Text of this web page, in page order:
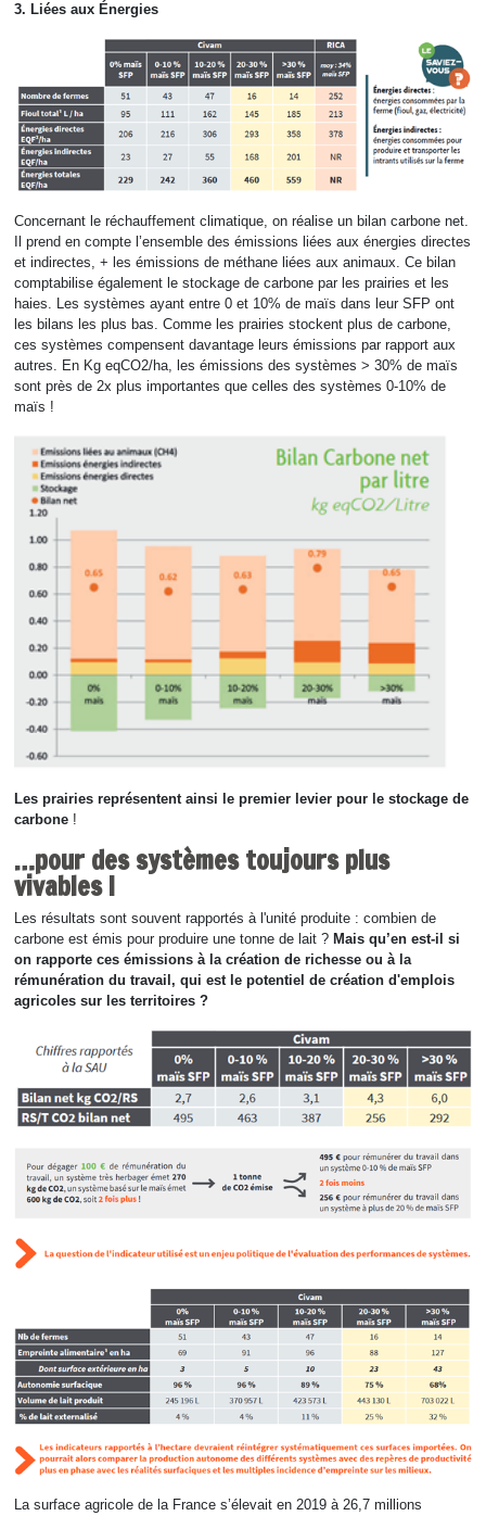
3. Liées aux Énergies
Concernant le réchauffement climatique, on réalise un bilan carbone net.
Il prend en compte l’ensemble des émissions liées aux énergies directes
et indirectes, + les émissions de méthane liées aux animaux. Ce bilan
comptabilise également le stockage de carbone par les prairies et les
haies. Les systèmes ayant entre 0 et 10% de maïs dans leur SFP ont
les bilans les plus bas. Comme les prairies stockent plus de carbone,
ces systèmes compensent davantage leurs émissions par rapport aux
autres. En Kg eqCO2/ha, les émissions des systèmes > 30% de maïs
sont près de 2x plus importantes que celles des systèmes 0-10% de
maïs !
Les prairies représentent ainsi le premier levier pour le stockage de
carbone !
…pour des systèmes toujours plus
vivables !
Les résultats sont souvent rapportés à l'unité produite : combien de
carbone est émis pour produire une tonne de lait ? Mais qu’en est-il si
on rapporte ces émissions à la création de richesse ou à la
rémunération du travail, qui est le potentiel de création d'emplois
agricoles sur les territoires ?
La surface agricole de la France s’élevait en 2019 à 26,7 millions